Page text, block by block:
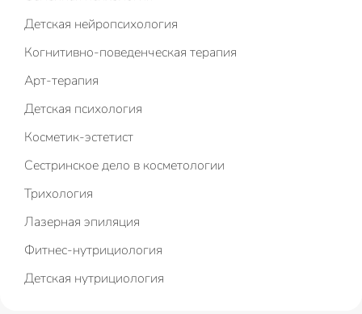
Детская нейропсихология
Когнитивно-поведенческая терапия
Арт-терапия
Детская психология
Косметик-эстетист
Сестринское дело в косметологии
Трихология
Лазерная эпиляция
Фитнес-нутрициология
Детская нутрициология